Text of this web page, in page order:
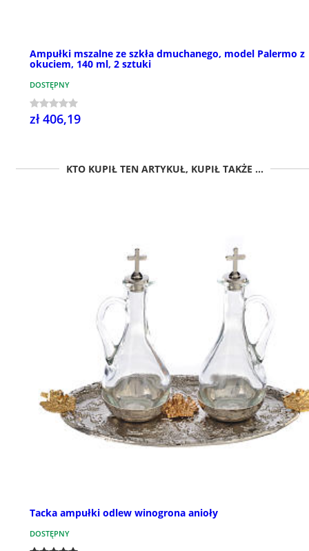
Ampułki mszalne ze szkła dmuchanego, model Palermo z
okuciem, 140 ml, 2 sztuki
DOSTĘPNY
zł 406,19
KTO KUPIŁ TEN ARTYKUŁ, KUPIŁ TAKŻE ...
Tacka ampułki odlew winogrona anioły
DOSTĘPNY